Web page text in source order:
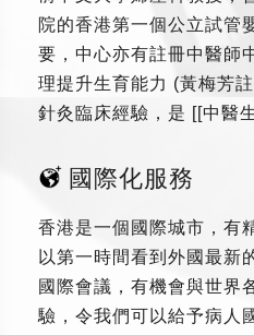
院的香港第一個公立試管
要，中心亦有註冊中醫師
理提升生育能力 (黃梅芳
針灸臨床經驗，是 [[中醫
國際化服務
香港是一個國際城市，有
以第一時間看到外國最新
國際會議，有機會與世界
驗，令我們可以給予病人